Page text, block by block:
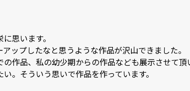
思います。
ップしたなと思うような作品が沢山できました。
作品、私の幼少期からの作品なども展示させて
。そういう思いで作品を作っています。